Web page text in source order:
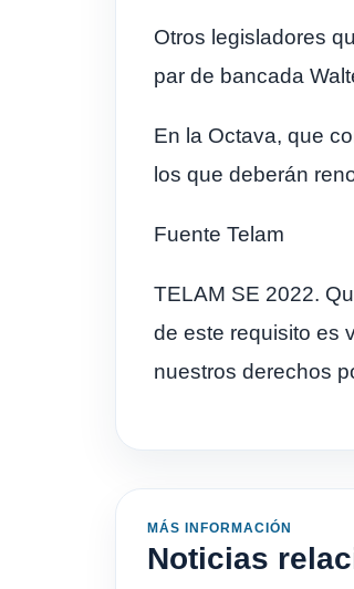
Otros legisladores
par de bancada
En la Octava, que
los que deberán
Fuente Telam
TELAM SE 2022.
de este requisito es
nuestros derechos
MÁS INFORMACIÓN
Noticias